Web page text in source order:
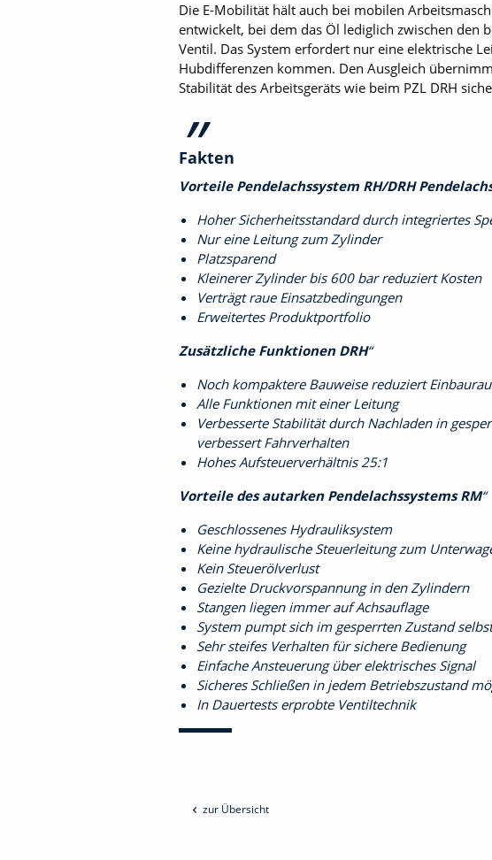
Die E-Mobilität hält auch bei mobilen
entwickelt, bei dem das Öl lediglich zwischen den
Ventil. Das System erfordert nur eine elektrische
Hubdifferenzen kommen. Den Ausgleich
Stabilität des Arbeitsgeräts wie beim PZL DRH
Fakten
Vorteile Pendelachssystem RH/DRH
Hoher Sicherheitsstandard durch integriertes
Nur eine Leitung zum Zylinder
Platzsparend
Kleinerer Zylinder bis 600 bar reduziert Kosten
Verträgt raue Einsatzbedingungen
Erweitertes Produktportfolio
Zusätzliche Funktionen DRH
Noch kompaktere Bauweise reduziert
Alle Funktionen mit einer Leitung
Verbesserte Stabilität durch Nachladen in
verbessert Fahrverhalten
Hohes Aufsteuerverhältnis 25:1
Vorteile des autarken Pendelachssystems RM
Geschlossenes Hydrauliksystem
Keine hydraulische Steuerleitung zum
Kein Steuerölverlust
Gezielte Druckvorspannung in den Zylindern
Stangen liegen immer auf Achsauflage
System pumpt sich im gesperrten Zustand
Sehr steifes Verhalten für sichere Bedienung
Einfache Ansteuerung über elektrisches Signal
Sicheres Schließen in jedem Betriebszustand
In Dauertests erprobte Ventiltechnik
zur Übersicht